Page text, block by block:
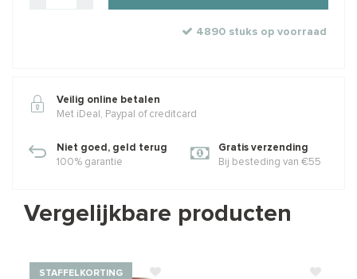
4890 stuks op voorraad
Veilig online betalen
Met iDeal, Paypal of creditcard
Niet goed, geld terug
100% garantie
Gratis verzending
Bij besteding van €55
Vergelijkbare producten
STAFFELKORTING